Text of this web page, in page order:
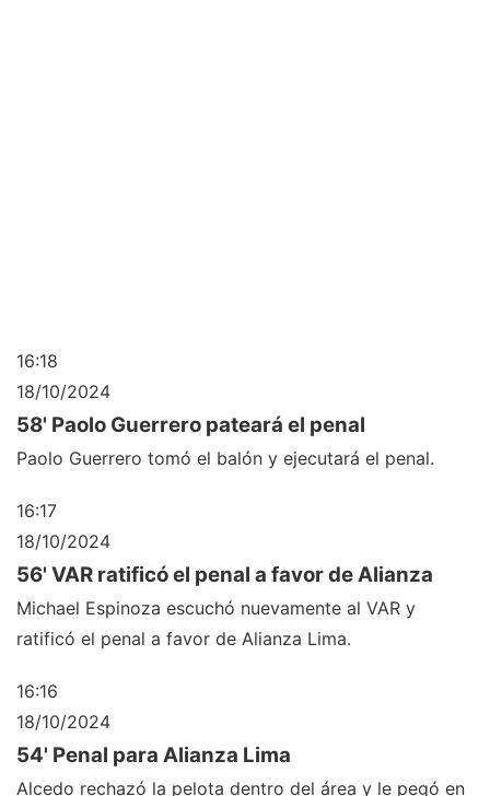
16:18
18/10/2024
58' Paolo Guerrero pateará el penal
Paolo Guerrero tomó el balón y ejecutará el penal.
16:17
18/10/2024
56' VAR ratificó el penal a favor de Alianza
Michael Espinoza escuchó nuevamente al VAR y
ratificó el penal a favor de Alianza Lima.
16:16
18/10/2024
54' Penal para Alianza Lima
Alcedo rechazó la pelota dentro del área y le pegó en